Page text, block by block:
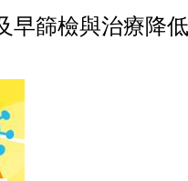
早篩檢與治療降